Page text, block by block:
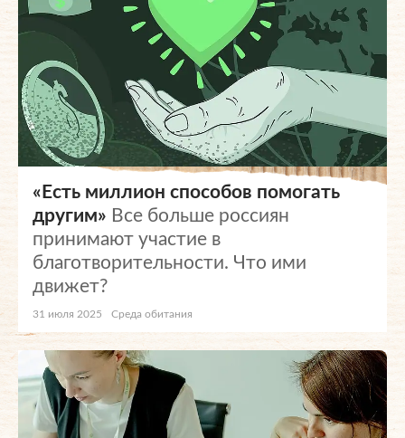
«Есть миллион способов помогать
другим» Все больше россиян
принимают участие в
благотворительности. Что ими
движет?
31 июля 2025 Среда обитания